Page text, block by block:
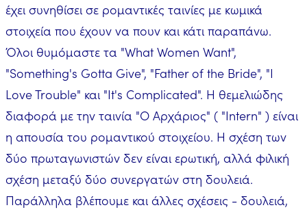
έχει συνηθίσει σε ρομαντικές ταινίες με κωμικά
στοιχεία που έχουν να πουν και κάτι παραπάνω.
Όλοι θυμόμαστε τα "What Women Want",
"Something's Gotta Give", "Father of the Bride", "I
Love Trouble" και "It's Complicated". Η θεμελιώδης
διαφορά με την ταινία "Ο Αρχάριος" ( "Intern" ) είναι
η απουσία του ρομαντικού στοιχείου. Η σχέση των
δύο πρωταγωνιστών δεν είναι ερωτική, αλλά φιλική
σχέση μεταξύ δύο συνεργατών στη δουλειά.
Παράλληλα βλέπουμε και άλλες σχέσεις - δουλειά,